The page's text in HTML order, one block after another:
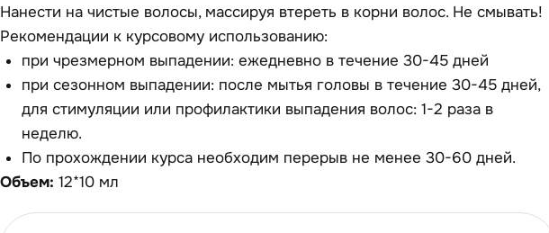
Нанести на чистые волосы, массируя втереть в корни волос. Не смывать!
Рекомендации к курсовому использованию:
при чрезмерном выпадении: ежедневно в течение 30-45 дней
при сезонном выпадении: после мытья головы в течение 30-45 дней,
для стимуляции или профилактики выпадения волос: 1-2 раза в
неделю.
По прохождении курса необходим перерыв не менее 30-60 дней.
Объем: 12*10 мл